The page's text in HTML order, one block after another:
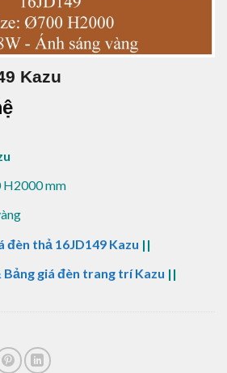
Kazu
mm
đèn thả 16JD149 Kazu ||
Bảng giá đèn trang trí Kazu ||